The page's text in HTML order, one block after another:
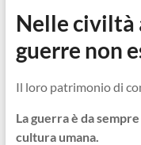
Nelle civiltà
guerre non
Il loro patrimonio di
La guerra è da
cultura umana.